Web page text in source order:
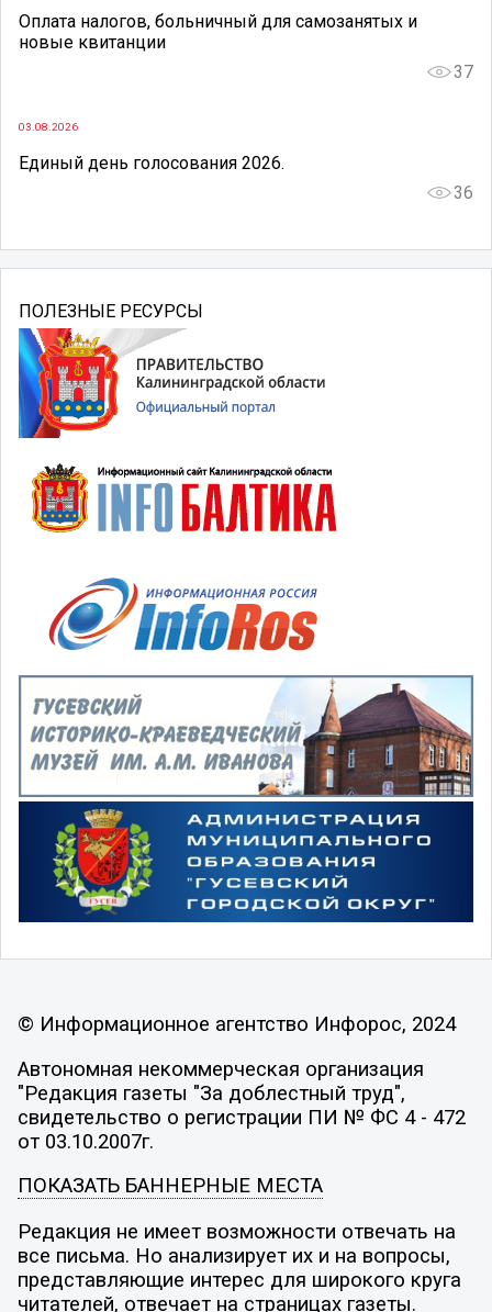
Оплата налогов, больничный для самозанятых и
новые квитанции
37
03.08.2026
Единый день голосования 2026.
36
ПОЛЕЗНЫЕ РЕСУРСЫ
© Информационное агентство Инфорос, 2024
Автономная некоммерческая организация
"Редакция газеты "За доблестный труд",
свидетельство о регистрации ПИ № ФС 4 - 472
от 03.10.2007г.
ПОКАЗАТЬ БАННЕРНЫЕ МЕСТА
Редакция не имеет возможности отвечать на
все письма. Но анализирует их и на вопросы,
представляющие интерес для широкого круга
читателей, отвечает на страницах газеты.